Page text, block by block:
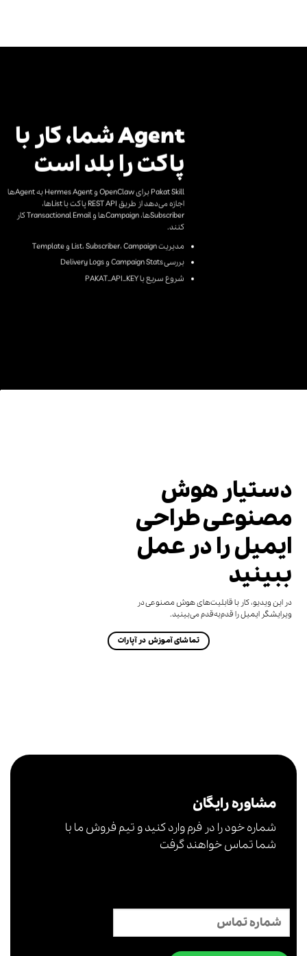
Agent شما، کار با
پاکت را بلد است
Pakat Skill برای OpenClaw و Hermes Agent به Agentها
اجازه می‌دهد از طریق REST API پاکت با Listها،
Subscriberها، Campaignها و Transactional Email کار
کنند.
مدیریت List، Subscriber، Campaign و Template
بررسی Campaign Stats و Delivery Logs
شروع سریع با PAKAT_API_KEY
دستیار هوش
مصنوعی طراحی
ایمیل را در عمل
ببینید
در این ویدیو، کار با قابلیت‌های هوش مصنوعی در
ویرایشگر ایمیل را قدم‌به‌قدم می‌بینید.
تماشای آموزش در آپارات
مشاوره رایگان
شماره خود را در فرم وارد کنید و تیم فروش ما با
شما تماس خواهند گرفت